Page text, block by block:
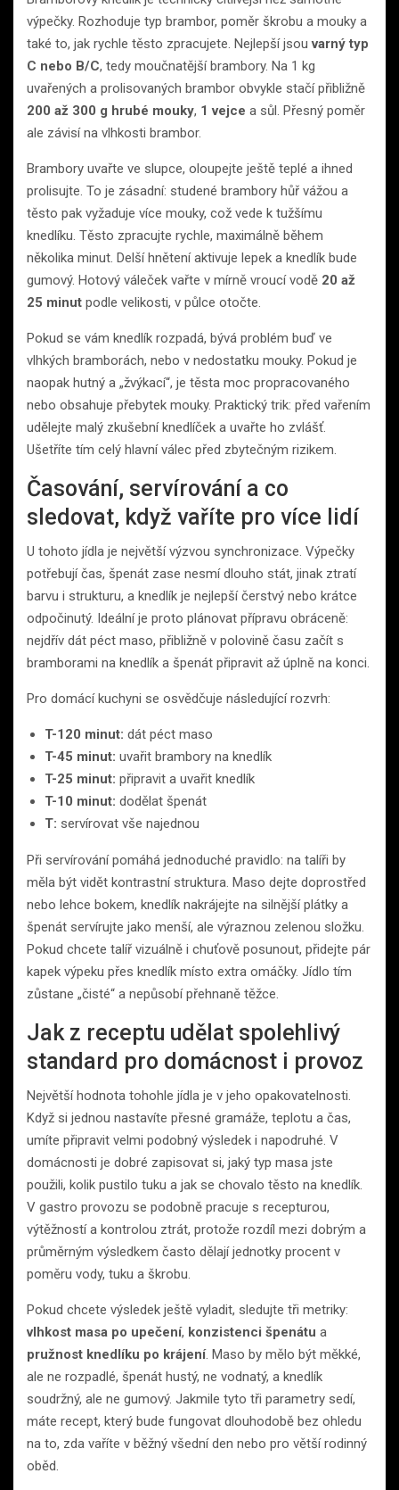
výpečky. Rozhoduje typ brambor, poměr škrobu a mouky a
také to, jak rychle těsto zpracujete. Nejlepší jsouvarný typ
C nebo B/C, tedy moučnatější brambory. Na 1 kg
uvařených a prolisovaných brambor obvykle stačí přibližně
200 až 300 g hrubé mouky, 1 vejce a sůl. Přesný poměr
ale závisí na vlhkosti brambor.
Brambory uvařte ve slupce, oloupejte ještě teplé a ihned
prolisujte. To je zásadní: studené brambory hůř vážou a
těsto pak vyžaduje více mouky, což vede k tužšímu
knedlíku. Těsto zpracujte rychle, maximálně během
několika minut. Delší hnětení aktivuje lepek a knedlík bude
gumový. Hotový váleček vařte v mírně vroucí vodě 20 až
25 minut podle velikosti, v půlce otočte.
Pokud se vám knedlík rozpadá, bývá problém buď ve
vlhkých bramborách, nebo v nedostatku mouky. Pokud je
naopak hutný a „žvýkací“, je těsta moc propracovaného
nebo obsahuje přebytek mouky. Praktický trik: před vařením
udělejte malý zkušební knedlíček a uvařte ho zvlášť.
Ušetříte tím celý hlavní válec před zbytečným rizikem.
Časování, servírování a co
sledovat, když vaříte pro více lidí
U tohoto jídla je největší výzvou synchronizace. Výpečky
potřebují čas, špenát zase nesmí dlouho stát, jinak ztratí
barvu i strukturu, a knedlík je nejlepší čerstvý nebo krátce
odpočinutý. Ideální je proto plánovat přípravu obráceně:
nejdřív dát péct maso, přibližně v polovině času začít s
bramborami na knedlík a špenát připravit až úplně na konci.
Pro domácí kuchyni se osvědčuje následující rozvrh:
T-120 minut: dát péct maso
T-45 minut: uvařit brambory na knedlík
T-25 minut: připravit a uvařit knedlík
T-10 minut: dodělat špenát
T: servírovat vše najednou
Při servírování pomáhá jednoduché pravidlo: na talíři by
měla být vidět kontrastní struktura. Maso dejte doprostřed
nebo lehce bokem, knedlík nakrájejte na silnější plátky a
špenát servírujte jako menší, ale výraznou zelenou složku.
Pokud chcete talíř vizuálně i chuťově posunout, přidejte pár
kapek výpeku přes knedlík místo extra omáčky. Jídlo tím
zůstane „čisté“ a nepůsobí přehnaně těžce.
Jak z receptu udělat spolehlivý
standard pro domácnost i provoz
Největší hodnota tohohle jídla je v jeho opakovatelnosti.
Když si jednou nastavíte přesné gramáže, teplotu a čas,
umíte připravit velmi podobný výsledek i napodruhé. V
domácnosti je dobré zapisovat si, jaký typ masa jste
použili, kolik pustilo tuku a jak se chovalo těsto na knedlík.
V gastro provozu se podobně pracuje s recepturou,
výtěžností a kontrolou ztrát, protože rozdíl mezi dobrým a
průměrným výsledkem často dělají jednotky procent v
poměru vody, tuku a škrobu.
Pokud chcete výsledek ještě vyladit, sledujte tři metriky:
vlhkost masa po upečení, konzistenci špenátu a
pružnost knedlíku po krájení. Maso by mělo být měkké,
ale ne rozpadlé, špenát hustý, ne vodnatý, a knedlík
soudržný, ale ne gumový. Jakmile tyto tři parametry sedí,
máte recept, který bude fungovat dlouhodobě bez ohledu
na to, zda vaříte v běžný všední den nebo pro větší rodinný
oběd.